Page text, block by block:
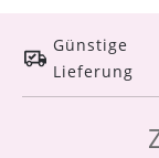
Günstige
Lieferung